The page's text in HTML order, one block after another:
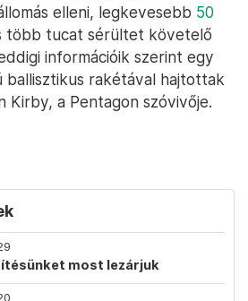
elleni, legkevesebb 50
több tucat sérültet követelő
információik szerint egy
ballisztikus rakétával hajtottak
Kirby, a Pentagon szóvivője.
most lezárjuk